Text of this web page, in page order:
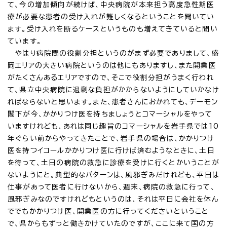
て、今の増加傾向が続けば、中央病院が本来担う高度急性期医
療が必要な患者の受け入れが難しくなるということを聞いてい
ます。受け入れを断るケースというものも増えてきていると聞い
ています。
やはり病院間の役割分担というのがまず必要でありまして、盛
岡エリアの大きい病院というのは他にもありますし、また開業医
がたくさんあるエリアですので、そこで役割分担がうまく行われ
て、県立中央病院に過剰な負担がかからないようにしていかなけ
ればならないと思います。また、患者さんにおかれても、デーモン
閣下が今、かかりつけ医を持ちましょうとコマーシャルをやって
いますけれども、あれは同じ趣旨のコマーシャルを岩手県では10
年ぐらい前からやってきたことで、岩手県の場合は、かかりつけ
医を持つイコールかかりつけ医に行けば済むようなときに、土日
を待って、土日の病院の救急に診療を受けに行くとかいうことが
ないようにと。典型的なパターンは、風邪ぎみだけれども、平日は
仕事があって医者に行けないから、週末、病院の救急に行って、
風邪ぎみなのですけれどもというのは、それは平日に会社を休ん
ででもかかりつけ医、開業医の方に行ってくださいということ
で、県からもずっと働きかけていたのですが、ここに来て国の方